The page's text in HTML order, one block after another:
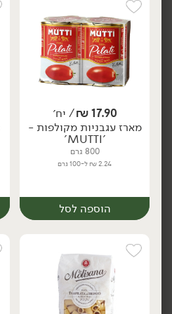
הוספה לסל
'Tartuflanghe'
80 גרם
48.63 ₪ ל-100 גרם
הוספה לסל
17.90
₪/ יח׳
מארז עגבניות מקולפות -
'MUTTI'
800 גרם
2.24 ₪ ל-100 גרם
הוספה לסל